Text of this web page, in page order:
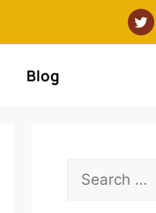
Blog